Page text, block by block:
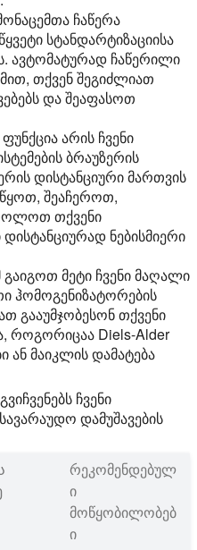
ჩაწერა
სტანდარტიზაციისა
ავტომატურად ჩაწერილი
თქვენ შეგიძლიათ
და შეაფასოთ
არის ჩვენი
ბრაუზერის
დისტანციური მართვის
შეაჩეროთ,
თქვენი
ნებისმიერი
მეტი ჩვენი მაღალი
ჰომოგენიზატორების
გააუმჯობესონ თქვენი
როგორიცაა Diels-Alder
ან მაიკლის დამატება
ჩვენი
დამუშავების
რეკომენდებულ
ი
მოწყობილობებ
ი